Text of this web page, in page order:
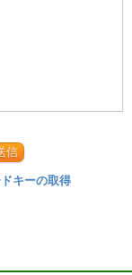
信
キーの取得